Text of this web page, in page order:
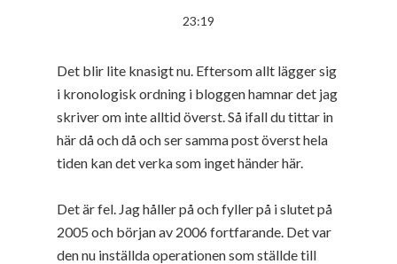
23:19
Det blir lite knasigt nu. Eftersom allt lägger sig
i kronologisk ordning i bloggen hamnar det jag
skriver om inte alltid överst. Så ifall du tittar in
här då och då och ser samma post överst hela
tiden kan det verka som inget händer här.
Det är fel. Jag håller på och fyller på i slutet på
2005 och början av 2006 fortfarande. Det var
den nu inställda operationen som ställde till